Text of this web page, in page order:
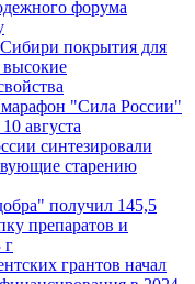
форума
покрытия для
высокие
"Сила России"
августа
синтезировали
старению
получил 145,5
препаратов и
г
грантов начал